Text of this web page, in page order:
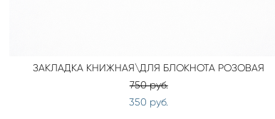
ЗАКЛАДКА КНИЖНАЯ\ДЛЯ БЛОКНОТА РОЗОВАЯ
750 pуб.
350 pуб.